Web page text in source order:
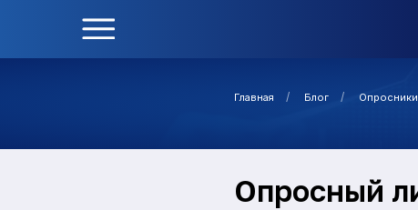
Главная / Блог / Опросники
Опросный